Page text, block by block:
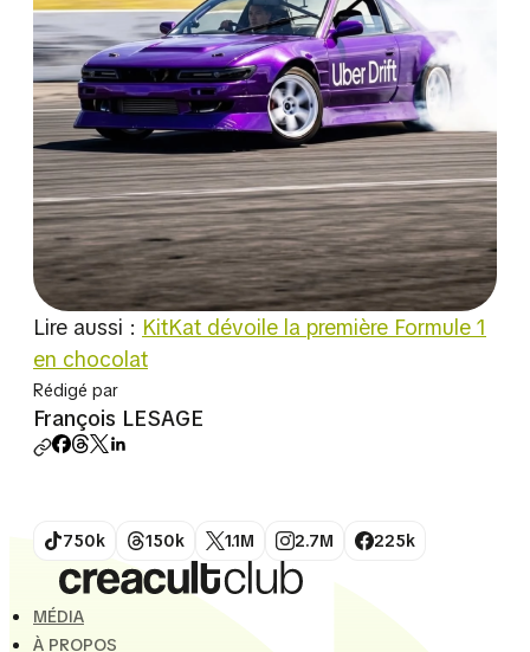
Lire aussi : KitKat dévoile la première Formule 1
en chocolat
Rédigé par
François LESAGE
750k 150k 1.1M 2.7M 225k
MÉDIA
À PROPOS